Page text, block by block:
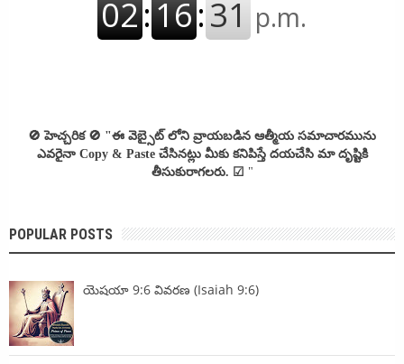
🚫 హెచ్చరిక 🚫 "ఈ వెబ్సైట్ లోని వ్రాయబడిన ఆత్మీయ సమాచారమును
ఎవరైనా Copy & Paste చేసినట్లు మీకు కనిపిస్తే దయచేసి మా దృష్టికి
తీసుకురాగలరు. ☑ "
POPULAR POSTS
యెషయా 9:6 వివరణ (Isaiah 9:6)